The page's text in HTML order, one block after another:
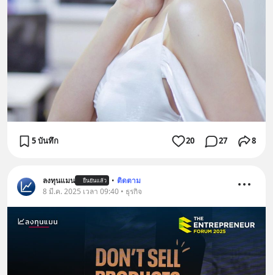
5 บันทึก 20 27 8
ลงทุนแมน ยืนยันแล้ว • ติดตาม
8 มี.ค. 2025 เวลา 09:40 • ธุรกิจ